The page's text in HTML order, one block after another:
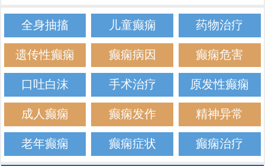
全身抽搐 儿童癫痫 药物治疗
遗传性癫痫 癫痫病因 癫痫危害
口吐白沫 手术治疗 原发性癫痫
成人癫痫 癫痫发作 精神异常
老年癫痫 癫痫症状 癫痫治疗